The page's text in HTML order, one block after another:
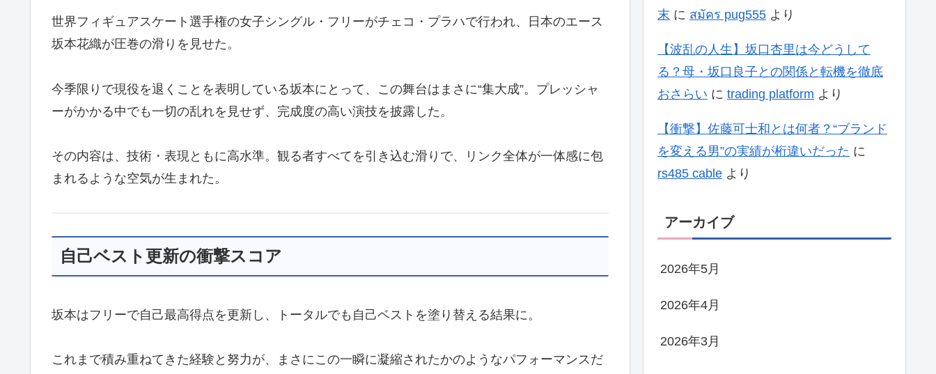
世界フィギュアスケート選手権の女子シングル・フリーがチェコ・プラハで行われ、日本のエース
坂本花織が圧巻の滑りを見せた。
今季限りで現役を退くことを表明している坂本にとって、この舞台はまさに“集大成”。プレッシャ
ーがかかる中でも一切の乱れを見せず、完成度の高い演技を披露した。
その内容は、技術・表現ともに高水準。観る者すべてを引き込む滑りで、リンク全体が一体感に包
まれるような空気が生まれた。
自己ベスト更新の衝撃スコア
坂本はフリーで自己最高得点を更新し、トータルでも自己ベストを塗り替える結果に。
これまで積み重ねてきた経験と努力が、まさにこの一瞬に凝縮されたかのようなパフォーマンスだ
末 に สมัคร pug555 より
【波乱の人生】坂口杏里は今どうして
る？母・坂口良子との関係と転機を徹底
おさらい に trading platform より
【衝撃】佐藤可士和とは何者？“ブランド
を変える男”の実績が桁違いだった に
rs485 cable より
アーカイブ
2026年5月
2026年4月
2026年3月